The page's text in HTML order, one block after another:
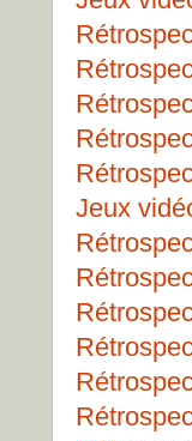
Jeux